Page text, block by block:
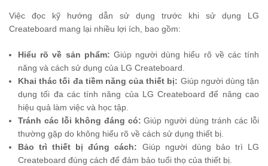
Việc đọc kỹ hướng dẫn sử dụng trước khi sử dụng LG
Createboard mang lại nhiều lợi ích, bao gồm:
Hiểu rõ về sản phẩm: Giúp người dùng hiểu rõ về các tính
năng và cách sử dụng của LG Createboard.
Khai thác tối đa tiềm năng của thiết bị: Giúp người dùng tận
dụng tối đa các tính năng của LG Createboard để nâng cao
hiệu quả làm việc và học tập.
Tránh các lỗi không đáng có: Giúp người dùng tránh các lỗi
thường gặp do không hiểu rõ về cách sử dụng thiết bị.
Bảo trì thiết bị đúng cách: Giúp người dùng bảo trì LG
Createboard đúng cách để đảm bảo tuổi thọ của thiết bị.